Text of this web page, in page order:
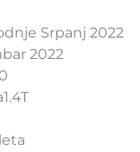
Srpanj 2022
2022